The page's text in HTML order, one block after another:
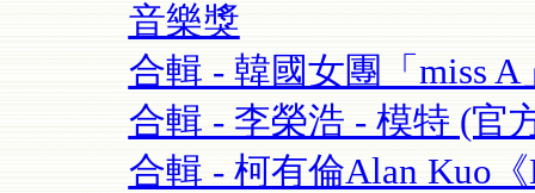
音樂獎
合輯 - 韓國女團「miss A
合輯 - 李榮浩 - 模特 (官
合輯 - 柯有倫Alan Kuo